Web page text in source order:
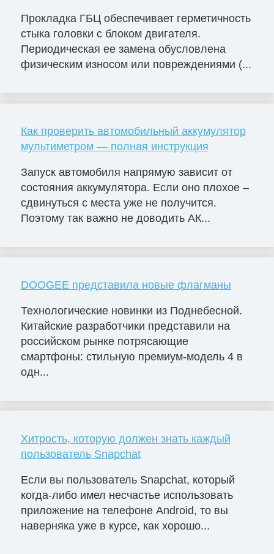
Прокладка ГБЦ обеспечивает герметичность
стыка головки с блоком двигателя.
Периодическая ее замена обусловлена
физическим износом или повреждениями (...
Как проверить автомобильный аккумулятор
мультиметром — полная инструкция
Запуск автомобиля напрямую зависит от
состояния аккумулятора. Если оно плохое –
сдвинуться с места уже не получится.
Поэтому так важно не доводить АК...
DOOGEE представила новые флагманы
Технологические новинки из Поднебесной.
Китайские разработчики представили на
российском рынке потрясающие
смартфоны: стильную премиум-модель 4 в
одн...
Хитрость, которую должен знать каждый
пользователь Snapchat
Если вы пользователь Snapchat, который
когда-либо имел несчастье использовать
приложение на телефоне Android, то вы
наверняка уже в курсе, как хорошо...